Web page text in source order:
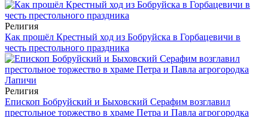
Религия
Как прошёл Крестный ход из Бобруйска в Горбацевичи в
честь престольного праздника
Религия
Епископ Бобруйский и Быховский Серафим возглавил
престольное торжество в храме Петра и Павла агрогородка